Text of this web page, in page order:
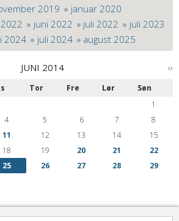
2019
januar 2020
juni 2022 juli 2022
juli 2023
2024 juli 2024 august 2025
››
JUNI 2014
Tor Fre Lør
Søn
1
4 5 6 7
8
11 12 13 14
15
18 19 20 21
22
25 26 27 28
29